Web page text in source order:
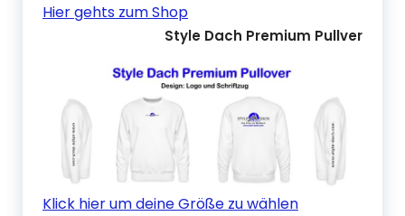
Hier gehts zum Shop
Style Dach Premium Pullver
Klick hier um deine Größe zu wählen